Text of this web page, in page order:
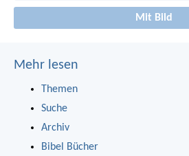
Mit Bild
Mehr lesen
Themen
Suche
Archiv
Bibel Bücher